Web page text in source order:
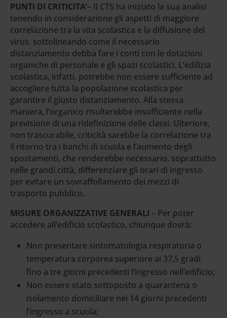
PUNTI DI CRITICITA’– Il CTS ha iniziato la sua analisi
tenendo in considerazione gli aspetti di maggiore
correlazione tra la vita scolastica e la diffusione del
virus, sottolineando come il necessario
distanziamento debba fare i conti con le dotazioni
organiche di personale e gli spazi scolastici. L’edilizia
scolastica, infatti, potrebbe non essere sufficiente ad
accogliere tutta la popolazione scolastica per
garantire il giusto distanziamento. Alla stessa
maniera, l’organico risulterebbe insufficiente nella
previsione di una ridefinizione delle classi. Ulteriore,
non trascurabile, criticità sarebbe la correlazione tra
il ritorno tra i banchi di scuola e l’aumento degli
spostamenti, che renderebbe necessario, soprattutto
nelle grandi città, differenziare gli orari di ingresso
per evitare un sovraffollamento dei mezzi di
trasporto pubblico.
MISURE ORGANIZZATIVE GENERALI – Per poter
accedere all’edificio scolastico, chiunque dovrà:
Non presentare sintomatologia respiratoria o
temperatura corporea superiore ai 37,5 gradi
fino a tre giorni precedenti l’ingresso nell’edificio;
Non essere stato sottoposto a quarantena o
isolamento domiciliare nei 14 giorni precedenti
l’ingresso a scuola;